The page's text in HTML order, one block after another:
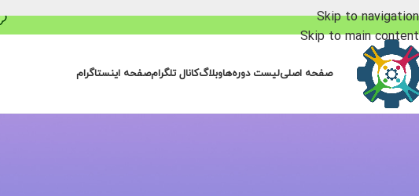
Skip to navigation
Skip to main content
صفحه اصلیلیست دوره‌هاوبلاگکانال تلگرامصفحه اینستاگرام